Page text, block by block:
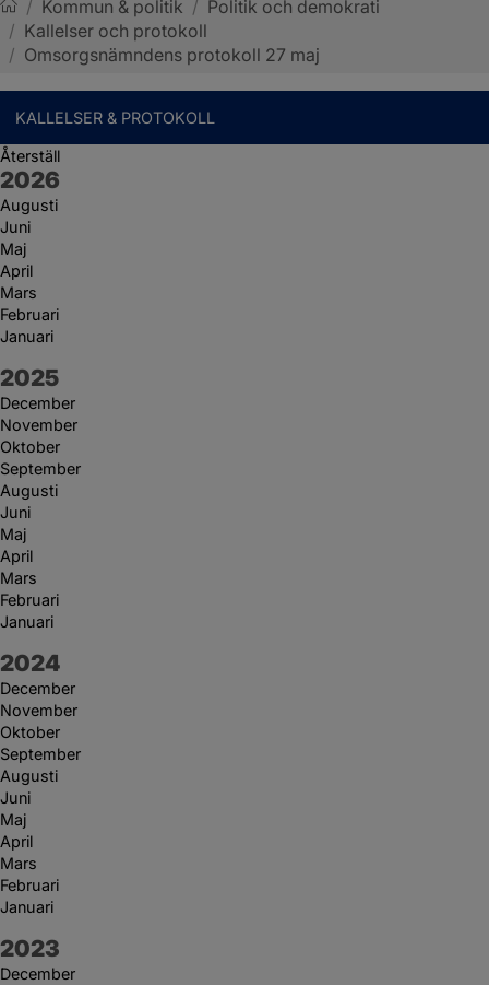
Sotenäs kommun
/ Kommun & politik / Politik och demokrati
/ Kallelser och protokoll
/ Omsorgsnämndens protokoll 27 maj
KALLELSER & PROTOKOLL
Återställ
År:
2026
Augusti
Juni
Maj
April
Mars
Februari
Januari
År:
2025
December
November
Oktober
September
Augusti
Juni
Maj
April
Mars
Februari
Januari
År:
2024
December
November
Oktober
September
Augusti
Juni
Maj
April
Mars
Februari
Januari
År:
2023
December